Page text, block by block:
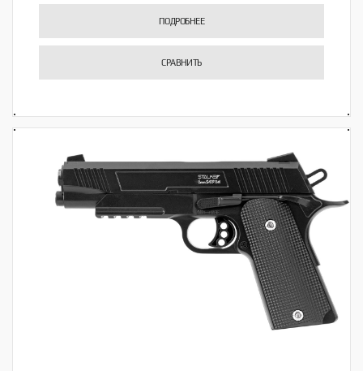
ПОДРОБНЕЕ
СРАВНИТЬ